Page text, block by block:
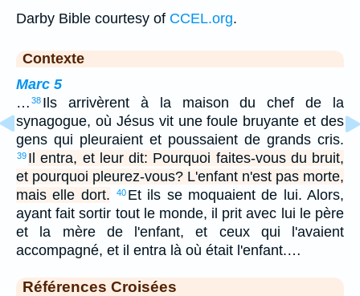
Darby Bible courtesy of CCEL.org.
Contexte
Marc 5
… 38 Ils arrivèrent à la maison du chef de la
synagogue, où Jésus vit une foule bruyante et des
gens qui pleuraient et poussaient de grands cris.
39 Il entra, et leur dit: Pourquoi faites-vous du bruit,
et pourquoi pleurez-vous? L'enfant n'est pas morte,
mais elle dort.
40 Et ils se moquaient de lui. Alors,
ayant fait sortir tout le monde, il prit avec lui le père
et la mère de l'enfant, et ceux qui l'avaient
accompagné, et il entra là où était l'enfant.…
Références Croisées